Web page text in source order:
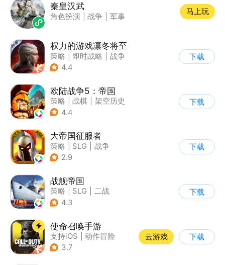
秦皇汉武
角色扮演 战争 军事
马上玩
权力的游戏凛冬将至
策略 即时战略
战争
| 权利的游戏
4.4
下载
欧陆战争5：帝国
策略 战棋
架空历史
| 欧陆战争
4.4
下载
大帝国征服者
策略 SLG
战争
| 帝国时代
2.9
下载
战舰帝国
策略 SLG
二战
| 写实
4.3
下载
使命召唤手游
支持iOS
动作冒险
| 第一人称射击
3.7
云游戏 下载